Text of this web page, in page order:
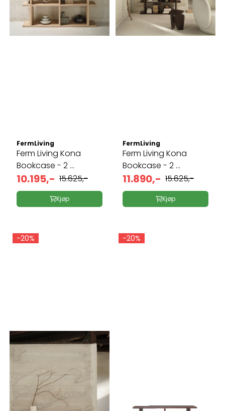
FermLiving
Ferm Living Kona
Bookcase - 2 ...
10.195,- 15.625,-
Kjøp
FermLiving
Ferm Living Kona
Bookcase - 2 ...
11.890,- 15.625,-
Kjøp
-20% -20%